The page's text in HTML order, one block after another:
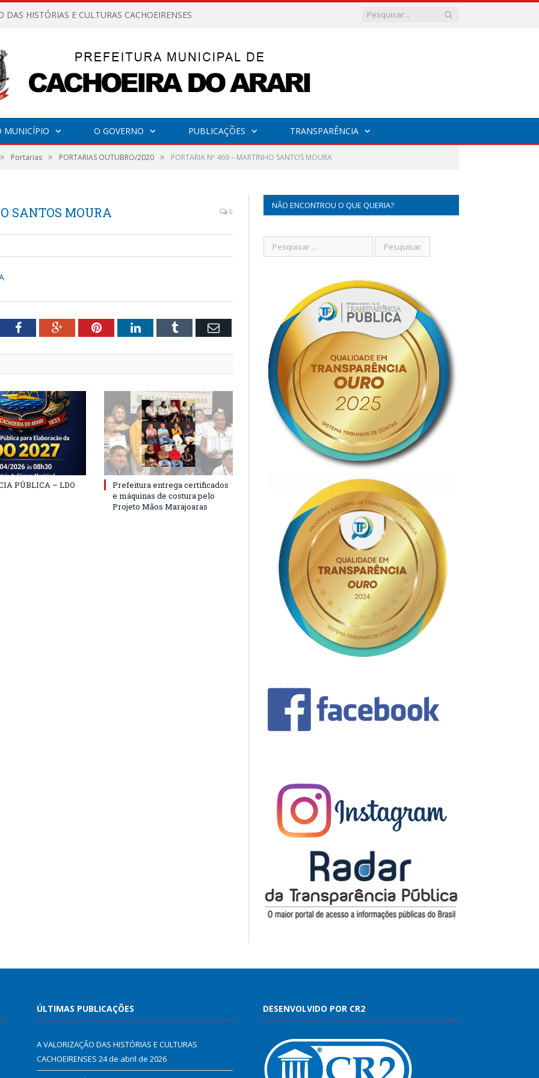
DAS HISTÓRIAS E CULTURAS CACHOEIRENSES
MUNICÍPIO O GOVERNO PUBLICAÇÕES TRANSPARÊNCIA
» Portarias » PORTARIAS OUTUBRO/2020 » PORTARIA Nº 469 – MARTINHO SANTOS MOURA
SANTOS MOURA 0
FacebookGoogle+PinterestLinkedInTumblr Email
PÚBLICA – LDO
Prefeitura entrega certificados
e máquinas de costura pelo
Projeto Mãos Marajoaras
NÃO ENCONTROU O QUE QUERIA?
ÚLTIMAS PUBLICAÇÕES
A VALORIZAÇÃO DAS HISTÓRIAS E CULTURAS
CACHOEIRENSES 24 de abril de 2026
DESENVOLVIDO POR CR2